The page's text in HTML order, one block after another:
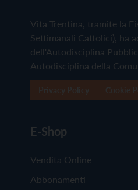
Vita Trentina, tramite la
Settimanali Cattolici), ha
dell'Autodisciplina
Autodisciplina della
E-Shop
Vendita Online
Abbonamenti